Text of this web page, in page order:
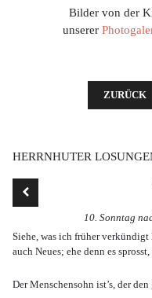
Bilder von der
unserer
ZURÜCK
HERRNHUTER
10. Sonntag
Siehe, was ich früher
auch Neues; ehe denn es
Der Menschensohn ist’s, der